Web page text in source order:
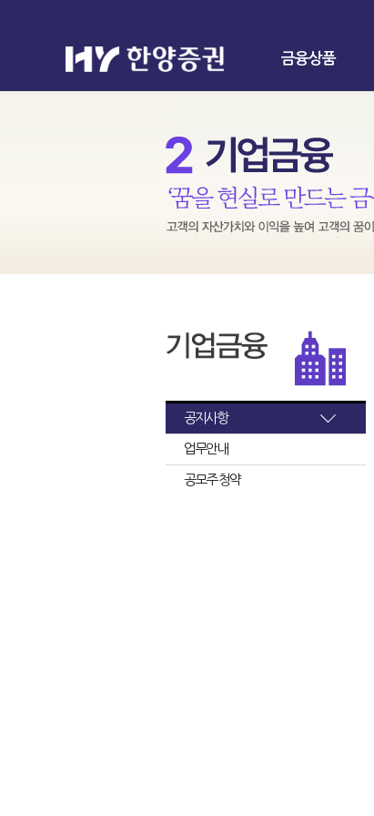
금융상품
공지사항
업무안내
공모주 청약